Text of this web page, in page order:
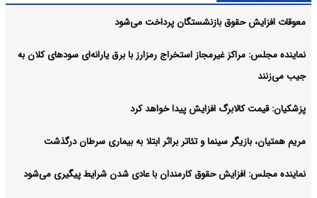
معوقات افزایش حقوق بازنشستگان پرداخت می‌شود
نماینده مجلس: مراکز غیرمجاز استخراج رمزارز با برق یارانه‌ای سودهای کلان به
جیب می‌زنند
پزشکیان: قیمت کالابرگ افزایش پیدا خواهد کرد
مریم همتیان، بازیگر سینما و تئاتر براثر ابتلا به بیماری سرطان درگذشت
نماینده مجلس: افزایش حقوق کارمندان با عادی شدن شرایط پیگیری می‌شود